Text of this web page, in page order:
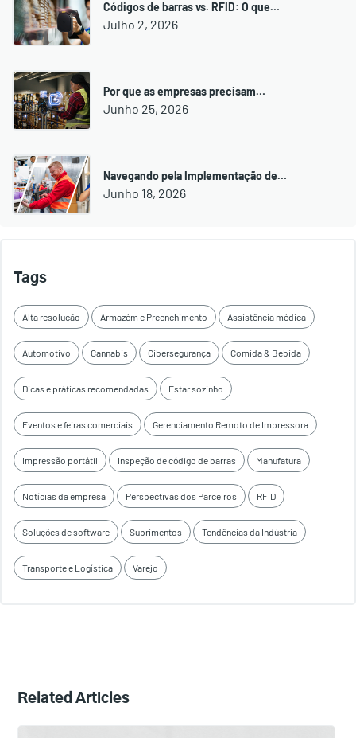
Códigos de barras vs. RFID: O que…
Julho 2, 2026
Por que as empresas precisam…
Junho 25, 2026
Navegando pela Implementação de…
Junho 18, 2026
Tags
Alta resolução Armazém e Preenchimento Assistência médica
Automotivo Cannabis Cibersegurança Comida & Bebida
Dicas e práticas recomendadas Estar sozinho
Eventos e feiras comerciais Gerenciamento Remoto de Impressora
Impressão portátil Inspeção de código de barras Manufatura
Notícias da empresa Perspectivas dos Parceiros RFID
Soluções de software Suprimentos Tendências da Indústria
Transporte e Logística Varejo
Related Articles